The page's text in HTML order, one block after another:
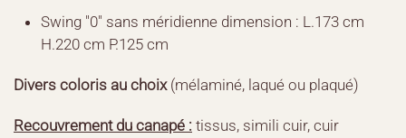
Swing "0" sans méridienne dimension : L.173 cm
H.220 cm P.125 cm
Divers coloris au choix(mélaminé, laqué ou plaqué)
Recouvrement du canapé : tissus, simili cuir, cuir